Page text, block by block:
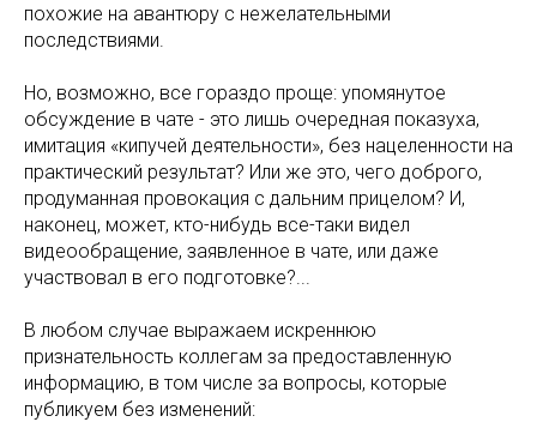
похожие на авантюру с нежелательными
последствиями.
Но, возможно, все гораздо проще: упомянутое
обсуждение в чате - это лишь очередная показуха,
имитация «кипучей деятельности», без нацеленности на
практический результат? Или же это, чего доброго,
продуманная провокация с дальним прицелом? И,
наконец, может, кто-нибудь все-таки видел
видеообращение, заявленное в чате, или даже
участвовал в его подготовке?...
В любом случае выражаем искреннюю
признательность коллегам за предоставленную
информацию, в том числе за вопросы, которые
публикуем без изменений: